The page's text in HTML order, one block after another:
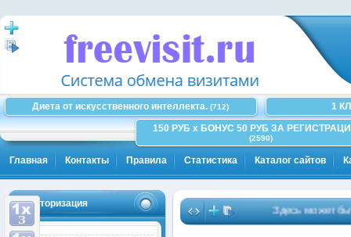
Диета от искусственного интеллекта. (712)
1
150 РУБ x БОНУС 50 РУБ ЗА
(2590)
Главная Контакты Правила Статистика Каталог сайтов
Авторизация
Здесь может быть